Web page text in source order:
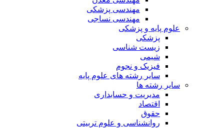
مهندسی پزشکی
مهندسی نساجی
علوم پایه و پزشکی
پزشکی
زیست شناسی
شیمی
فیزیک و نجوم
سایر رشته های علوم پایه
سایر رشته ها
مدیریت و حسابداری
اقتصاد
حقوق
روانشناسی و علوم تربیتی